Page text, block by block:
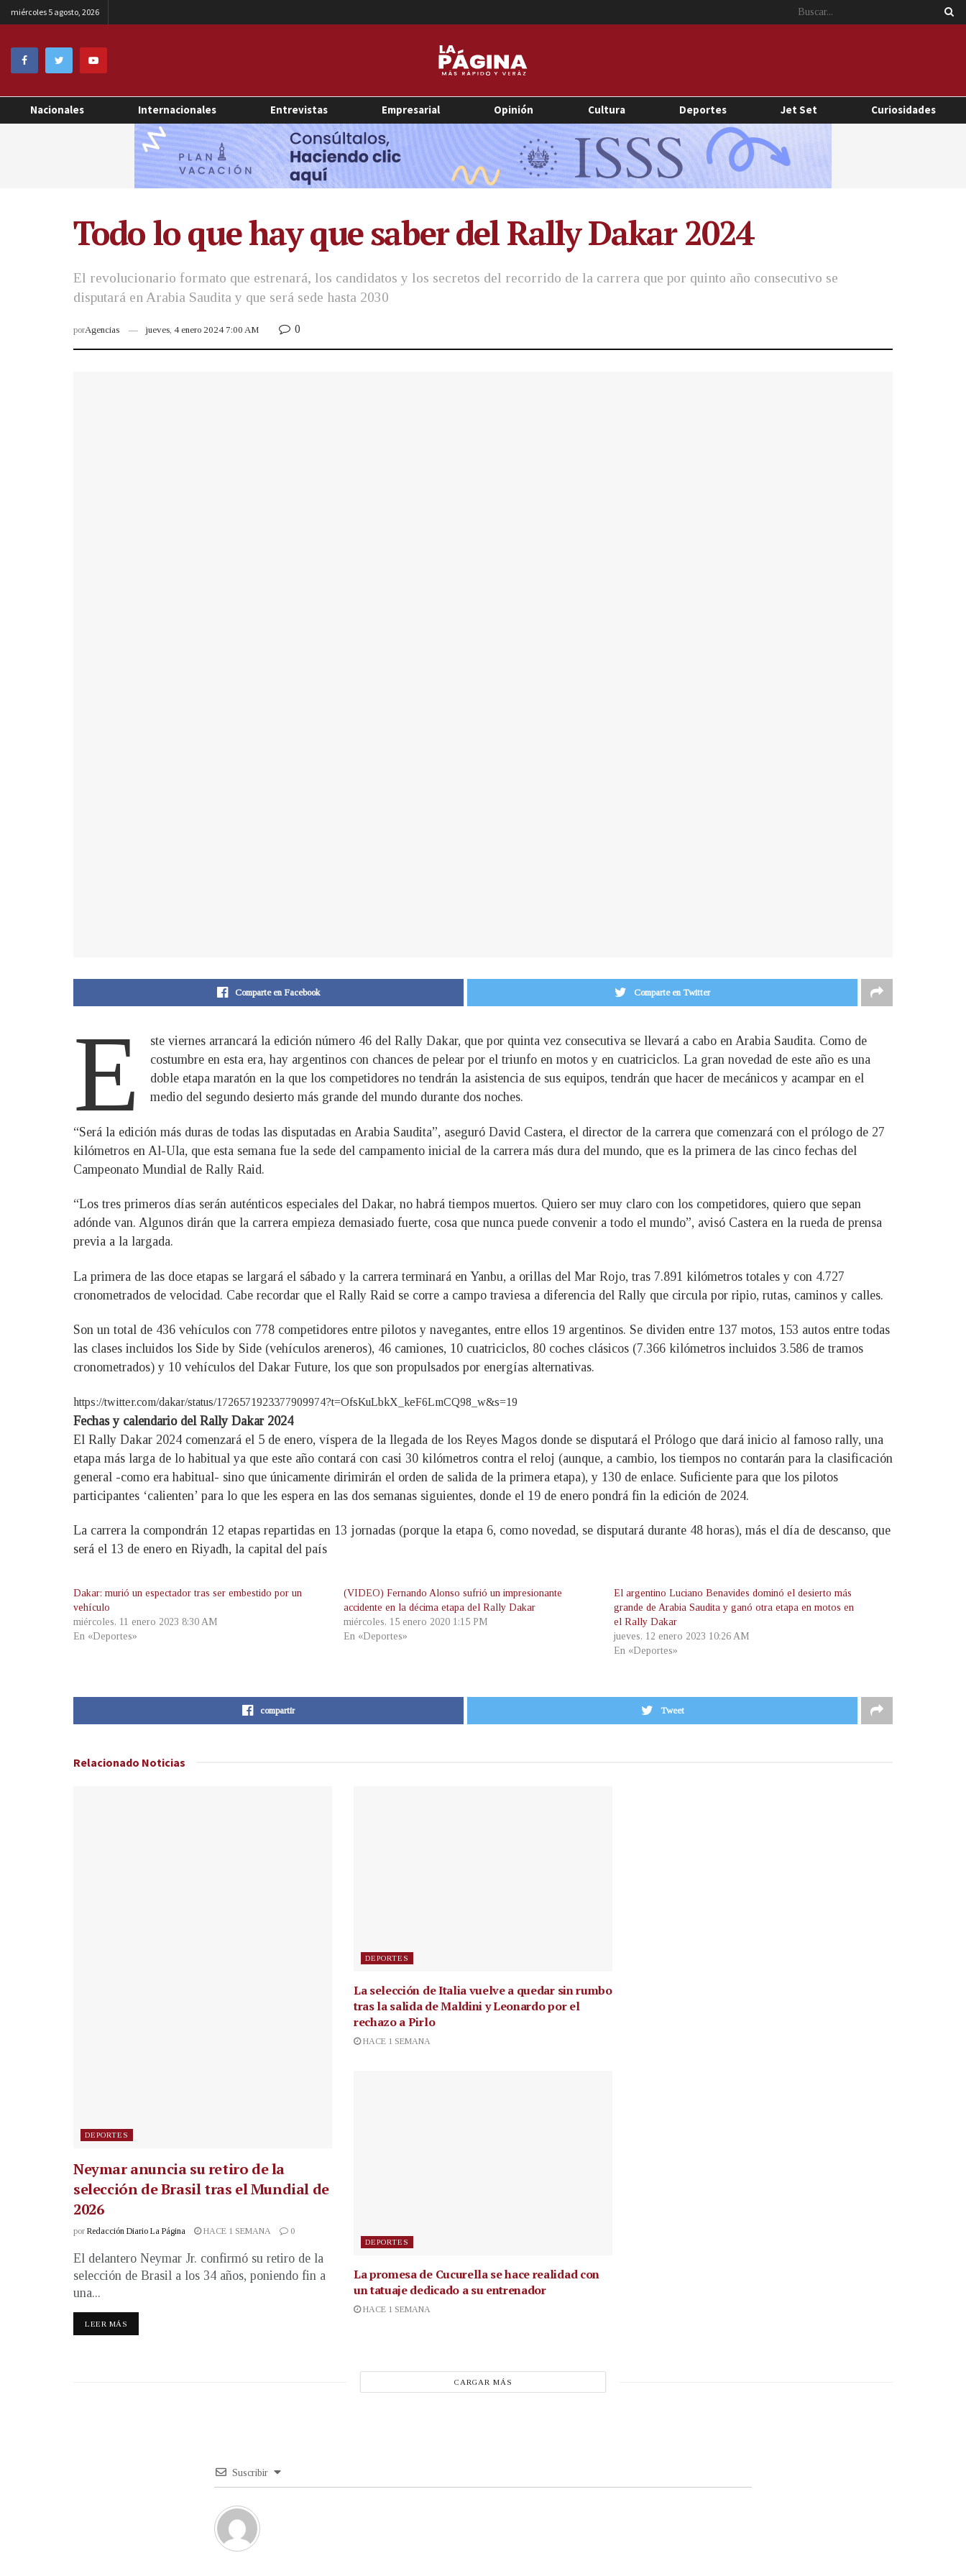
miércoles 5 agosto, 2026
Nacionales Internacionales Entrevistas Empresarial Opinión Cultura Deportes Jet Set Curiosidades
Todo lo que hay que saber del Rally Dakar 2024
El revolucionario formato que estrenará, los candidatos y los secretos del recorrido de la carrera que por quinto año consecutivo se
disputará en Arabia Saudita y que será sede hasta 2030
porAgencias jueves, 4 enero 2024 7:00 AM 0
Comparte en Facebook Comparte en Twitter
E
ste viernes arrancará la edición número 46 del Rally Dakar, que por quinta vez consecutiva se llevará a cabo en Arabia Saudita. Como de
costumbre en esta era, hay argentinos con chances de pelear por el triunfo en motos y en cuatriciclos. La gran novedad de este año es una
doble etapa maratón en la que los competidores no tendrán la asistencia de sus equipos, tendrán que hacer de mecánicos y acampar en el
medio del segundo desierto más grande del mundo durante dos noches.
“Será la edición más duras de todas las disputadas en Arabia Saudita”, aseguró David Castera, el director de la carrera que comenzará con el prólogo de 27
kilómetros en Al-Ula, que esta semana fue la sede del campamento inicial de la carrera más dura del mundo, que es la primera de las cinco fechas del
Campeonato Mundial de Rally Raid.
“Los tres primeros días serán auténticos especiales del Dakar, no habrá tiempos muertos. Quiero ser muy claro con los competidores, quiero que sepan
adónde van. Algunos dirán que la carrera empieza demasiado fuerte, cosa que nunca puede convenir a todo el mundo”, avisó Castera en la rueda de prensa
previa a la largada.
La primera de las doce etapas se largará el sábado y la carrera terminará en Yanbu, a orillas del Mar Rojo, tras 7.891 kilómetros totales y con 4.727
cronometrados de velocidad. Cabe recordar que el Rally Raid se corre a campo traviesa a diferencia del Rally que circula por ripio, rutas, caminos y calles.
Son un total de 436 vehículos con 778 competidores entre pilotos y navegantes, entre ellos 19 argentinos. Se dividen entre 137 motos, 153 autos entre todas
las clases incluidos los Side by Side (vehículos areneros), 46 camiones, 10 cuatriciclos, 80 coches clásicos (7.366 kilómetros incluidos 3.586 de tramos
cronometrados) y 10 vehículos del Dakar Future, los que son propulsados por energías alternativas.
https://twitter.com/dakar/status/1726571923377909974?t=OfsKuLbkX_keF6LmCQ98_w&s=19
Fechas y calendario del Rally Dakar 2024
El Rally Dakar 2024 comenzará el 5 de enero, víspera de la llegada de los Reyes Magos donde se disputará el Prólogo que dará inicio al famoso rally, una
etapa más larga de lo habitual ya que este año contará con casi 30 kilómetros contra el reloj (aunque, a cambio, los tiempos no contarán para la clasificación
general -como era habitual- sino que únicamente dirimirán el orden de salida de la primera etapa), y 130 de enlace. Suficiente para que los pilotos
participantes ‘calienten’ para lo que les espera en las dos semanas siguientes, donde el 19 de enero pondrá fin la edición de 2024.
La carrera la compondrán 12 etapas repartidas en 13 jornadas (porque la etapa 6, como novedad, se disputará durante 48 horas), más el día de descanso, que
será el 13 de enero en Riyadh, la capital del país
Dakar: murió un espectador tras ser embestido por un
vehículo
miércoles, 11 enero 2023 8:30 AM
En «Deportes»
(VIDEO) Fernando Alonso sufrió un impresionante
accidente en la décima etapa del Rally Dakar
miércoles, 15 enero 2020 1:15 PM
En «Deportes»
El argentino Luciano Benavides dominó el desierto más
grande de Arabia Saudita y ganó otra etapa en motos en
el Rally Dakar
jueves, 12 enero 2023 10:26 AM
En «Deportes»
compartir Tweet
Relacionado Noticias
DEPORTES
Neymar anuncia su retiro de la
selección de Brasil tras el Mundial de
2026
por Redacción Diario La Página HACE 1 SEMANA 0
El delantero Neymar Jr. confirmó su retiro de la
selección de Brasil a los 34 años, poniendo fin a
una...
LEER MÁS
DEPORTES
La selección de Italia vuelve a quedar sin rumbo
tras la salida de Maldini y Leonardo por el
rechazo a Pirlo
HACE 1 SEMANA
DEPORTES
La promesa de Cucurella se hace realidad con
un tatuaje dedicado a su entrenador
HACE 1 SEMANA
CARGAR MÁS
Suscribir